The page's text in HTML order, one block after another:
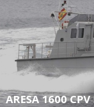
SHIPYARD
PRODUCTOS
SERVICIOS
NEWS & MEDIA
ARESA 1600 CPV